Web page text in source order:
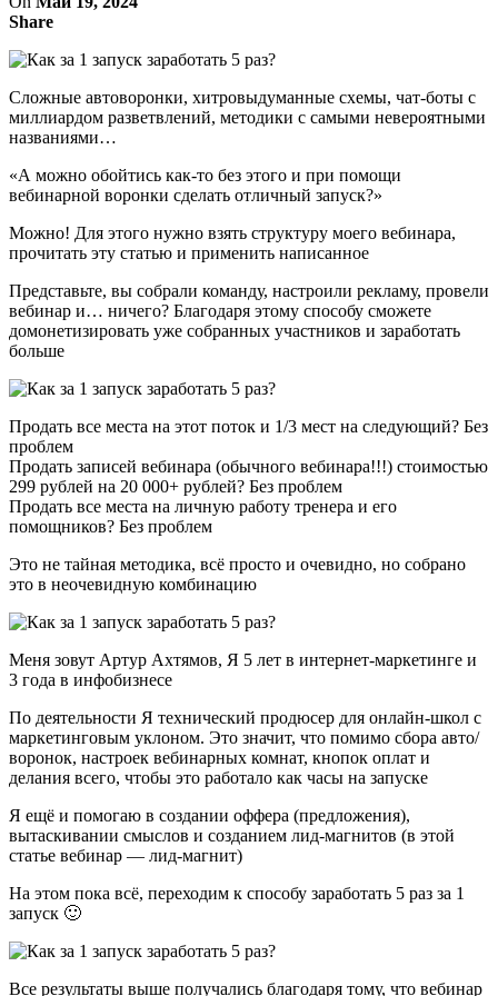
Share
Сложные автоворонки, хитровыдуманные схемы, чат-боты с
миллиардом разветвлений, методики с самыми невероятными
названиями…
«А можно обойтись как-то без этого и при помощи
вебинарной воронки сделать отличный запуск?»
Можно! Для этого нужно взять структуру моего вебинара,
прочитать эту статью и применить написанное
Представьте, вы собрали команду, настроили рекламу, провели
вебинар и… ничего? Благодаря этому способу сможете
домонетизировать уже собранных участников и заработать
больше
Продать все места на этот поток и 1/3 мест на следующий? Без
проблем
Продать записей вебинара (обычного вебинара!!!) стоимостью
299 рублей на 20 000+ рублей? Без проблем
Продать все места на личную работу тренера и его
помощников? Без проблем
Это не тайная методика, всё просто и очевидно, но собрано
это в неочевидную комбинацию
Меня зовут Артур Ахтямов, Я 5 лет в интернет-маркетинге и
3 года в инфобизнесе
По деятельности Я технический продюсер для онлайн-школ с
маркетинговым уклоном. Это значит, что помимо сбора авто/
воронок, настроек вебинарных комнат, кнопок оплат и
делания всего, чтобы это работало как часы на запуске
Я ещё и помогаю в создании оффера (предложения),
вытаскивании смыслов и созданием лид-магнитов (в этой
статье вебинар — лид-магнит)
На этом пока всё, переходим к способу заработать 5 раз за 1
запуск 🙂
Все результаты выше получались благодаря тому, что вебинар